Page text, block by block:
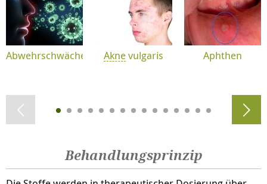
Abwehrschwäche Aknevulgaris Aphthen
Behandlungsprinzip